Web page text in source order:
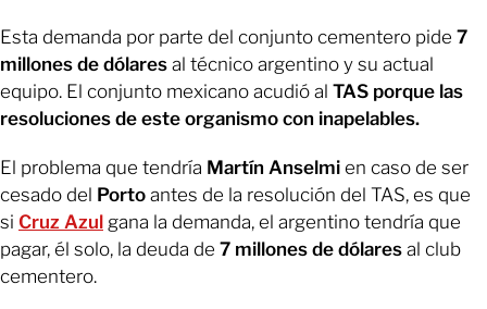
Esta demanda por parte del conjunto cementero pide 7
millones de dólares al técnico argentino y su actual
equipo. El conjunto mexicano acudió al TAS porque las
resoluciones de este organismo con inapelables.
El problema que tendría Martín Anselmi en caso de ser
cesado del Porto antes de la resolución del TAS, es que
si Cruz Azul gana la demanda, el argentino tendría que
pagar, él solo, la deuda de 7 millones de dólares al club
cementero.